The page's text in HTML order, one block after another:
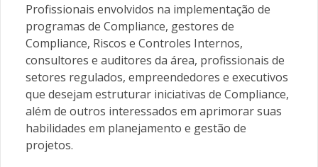
Profissionais envolvidos na implementação de
programas de Compliance, gestores de
Compliance, Riscos e Controles Internos,
consultores e auditores da área, profissionais de
setores regulados, empreendedores e executivos
que desejam estruturar iniciativas de Compliance,
além de outros interessados em aprimorar suas
habilidades em planejamento e gestão de
projetos.